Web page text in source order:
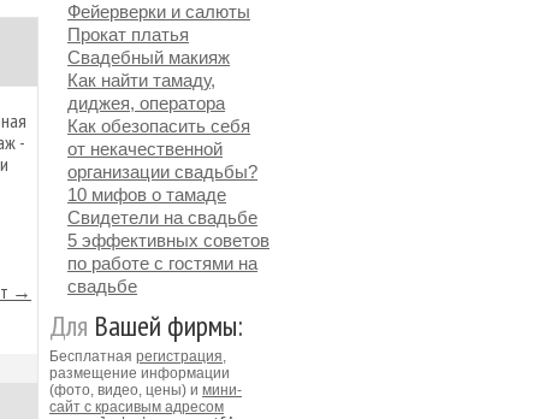
-
→
Фейерверки и салюты
Прокат платья
Свадебный макияж
Как найти тамаду,
диджея, оператора
Как обезопасить себя
от некачественной
организации свадьбы?
10 мифов о тамаде
Свидетели на свадьбе
5 эффективных советов
по работе с гостями на
свадьбе
Для Вашей фирмы:
Бесплатная регистрация,
размещение информации
(фото, видео, цены) и мини-
сайт с красивым адресом